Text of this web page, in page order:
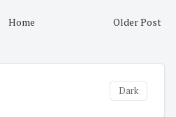
Older Post
Home
Dark